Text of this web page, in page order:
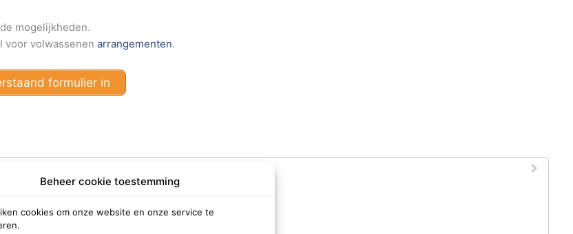
Beheer cookie toestemming
cookies om onze website en onze service te
mogelijkheden.
voor volwassenen arrangementen.
formulier in